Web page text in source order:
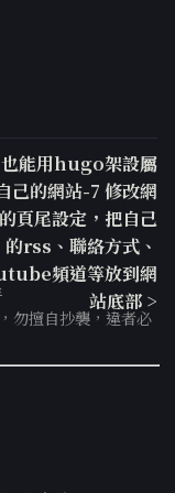
能用hugo架設屬
己的網站-7 修改網
頁尾設定，把自己
的rss、聯絡方式、
頻道等放到網
站底部 >
勿擅自抄襲，違者必